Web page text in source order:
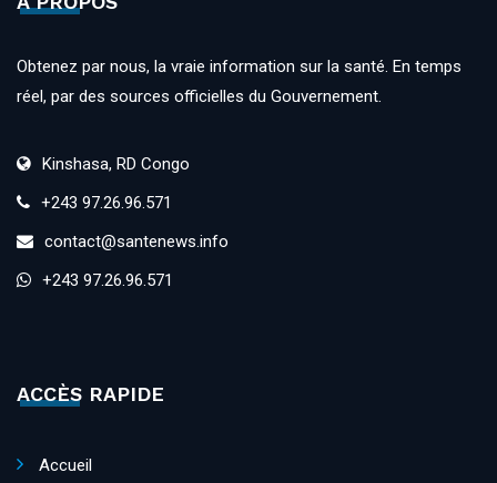
Obtenez par nous, la vraie information sur la santé. En temps
réel, par des sources officielles du Gouvernement.
Kinshasa, RD Congo
+243 97.26.96.571
contact@santenews.info
+243 97.26.96.571
ACCÈS RAPIDE
Accueil